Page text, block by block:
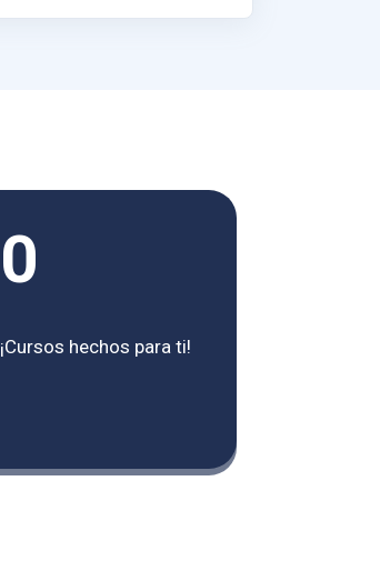
0
¡Cursos hechos para ti!